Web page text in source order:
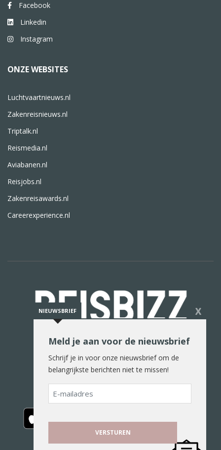
Facebook
Linkedin
Instagram
ONZE WEBSITES
Luchtvaartnieuws.nl
Zakenreisnieuws.nl
Triptalk.nl
Reismedia.nl
Aviabanen.nl
Reisjobs.nl
Zakenreisawards.nl
Careerexperience.nl
De reiswereld in woord en beeld
NIEUWSBRIEF X
Meld je aan voor de nieuwsbrief
Schrijf je in voor onze nieuwsbrief om de
belangrijkste berichten niet te missen!
E-
mailadres